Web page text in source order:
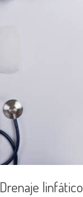
Drenaje linfático